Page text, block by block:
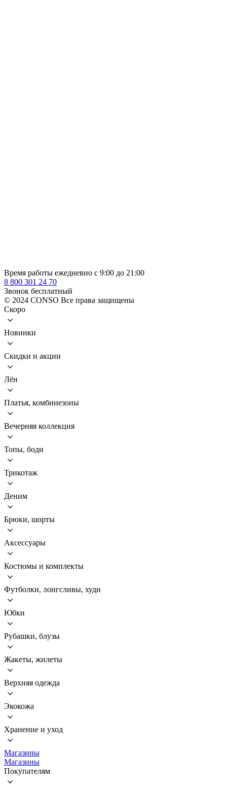
Время работы ежедневно с 9:00 до 21:00
8 800 301 24 70
Звонок бесплатный
© 2024 CONSO Все права защищены
Скоро
Новинки
Скидки и акции
Лён
Платья, комбинезоны
Вечерняя коллекция
Топы, боди
Трикотаж
Деним
Брюки, шорты
Аксессуары
Костюмы и комплекты
Футболки, лонгсливы, худи
Юбки
Рубашки, блузы
Жакеты, жилеты
Верхняя одежда
Экокожа
Хранение и уход
Магазины
Магазины
Покупателям